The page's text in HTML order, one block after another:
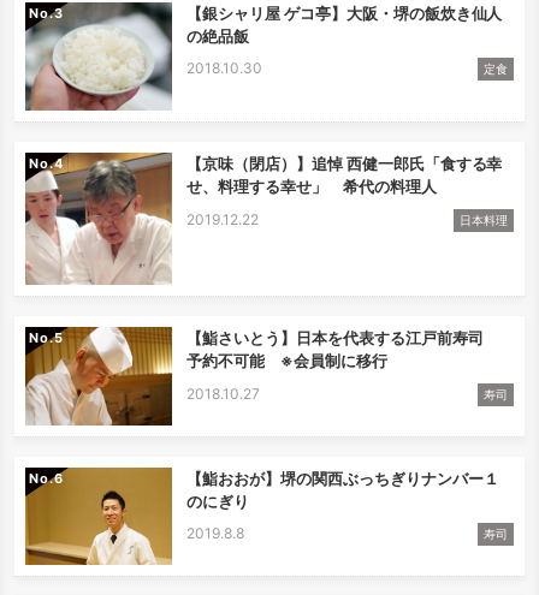
No.
【銀シャリ屋 ゲコ亭】大阪・堺の飯炊き仙人
の絶品飯
2018.10.30 定食
No.
【京味（閉店）】追悼 西健一郎氏「食する幸
せ、料理する幸せ」 希代の料理人
2019.12.22 日本料理
No.
【鮨さいとう】日本を代表する江戸前寿司
予約不可能 ※会員制に移行
2018.10.27 寿司
No.
【鮨おおが】堺の関西ぶっちぎりナンバー１
のにぎり
2019.8.8 寿司